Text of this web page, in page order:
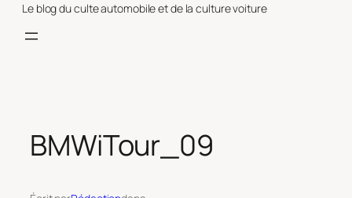
Le blog du culte automobile et de la culture voiture
BMWiTour_09